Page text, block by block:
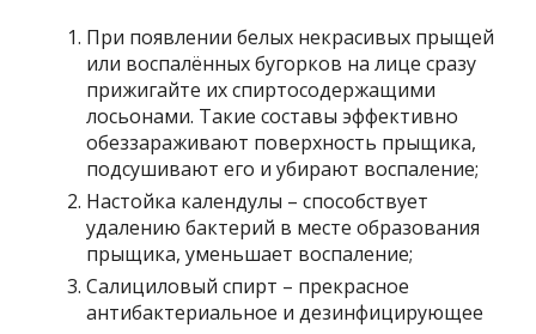
При появлении белых некрасивых прыщей
или воспалённых бугорков на лице сразу
прижигайте их спиртосодержащими
лосьонами. Такие составы эффективно
обеззараживают поверхность прыщика,
подсушивают его и убирают воспаление;
Настойка календулы – способствует
удалению бактерий в месте образования
прыщика, уменьшает воспаление;
Салициловый спирт – прекрасное
антибактериальное и дезинфицирующее